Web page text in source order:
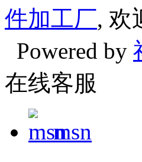
件加工厂, 欢
Powered by
在线客服
msn